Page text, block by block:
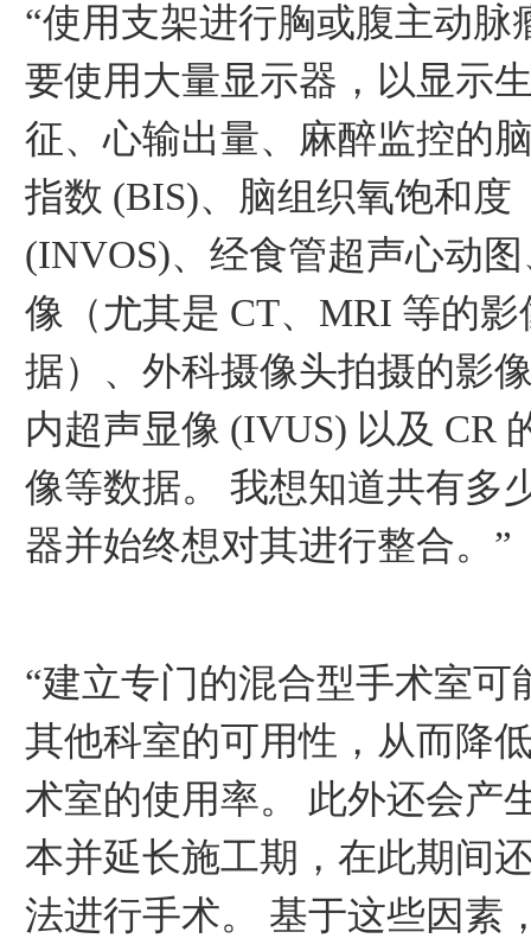
“使用支架进行胸或腹主动脉
要使用大量显示器，以显示
征、心输出量、麻醉监控的
指数 (BIS)、脑组织氧饱和度
(INVOS)、经食管超声心动
像（尤其是 CT、MRI 等的影
据）、外科摄像头拍摄的影
内超声显像 (IVUS) 以及 CR
像等数据。 我想知道共有多
器并始终想对其进行整合。”
“建立专门的混合型手术室可
其他科室的可用性，从而降
术室的使用率。 此外还会产
本并延长施工期，在此期间
法进行手术。 基于这些因素